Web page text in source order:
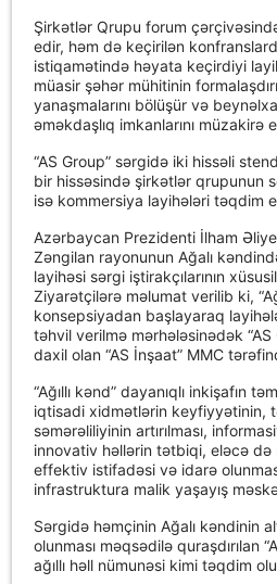
Şirkətlər Qrupu forum
edir, həm də keçirilən
istiqamətində həyata keçirdiyi
müasir şəhər mühitinin
yanaşmalarını bölüşür və
əməkdaşlıq imkanlarını müzakirə
“AS Group” sərgidə iki hissəli
bir hissəsində şirkətlər qrupunun
isə kommersiya layihələri təqdim
Azərbaycan Prezidenti İlham
Zəngilan rayonunun Ağalı kəndində
layihəsi sərgi iştirakçılarının
Ziyarətçilərə məlumat verilib ki,
konsepsiyadan başlayaraq
təhvil verilmə mərhələsinədək
daxil olan “AS İnşaat” MMC
“Ağıllı kənd” dayanıqlı inkişafın
iqtisadi xidmətlərin keyfiyyətinin,
səmərəliliyinin artırılması,
innovativ həllərin tətbiqi, eləcə də
effektiv istifadəsi və idarə
infrastruktura malik yaşayış
Sərgidə həmçinin Ağalı kəndinin
olunması məqsədilə quraşdırılan
ağıllı həll nümunəsi kimi təqdim